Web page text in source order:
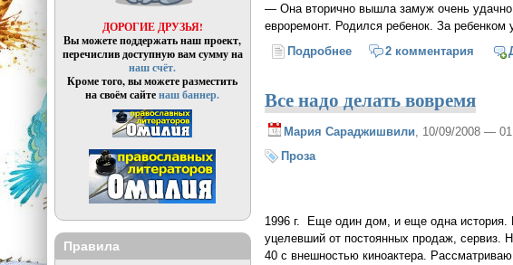
— Она вторично вышла замуж очень
евроремонт. Родился ребенок. За
Подробнеео У кого не бывает
2 комментария
Все надо делать вовремя
Мария Сараджишвили, 10/09/2008 —
Проза
1996 г. Еще один дом, и еще одна история.
уцелевший от постоянных продаж, сервиз.
40 с внешностью киноактера.
ДОРОГИЕ ДРУЗЬЯ!
Вы можете поддержать наш проект,
перечислив доступную вам сумму на
наш счёт.
Кроме того, вы можете разместить
на своём сайтенаш баннер.
Правила